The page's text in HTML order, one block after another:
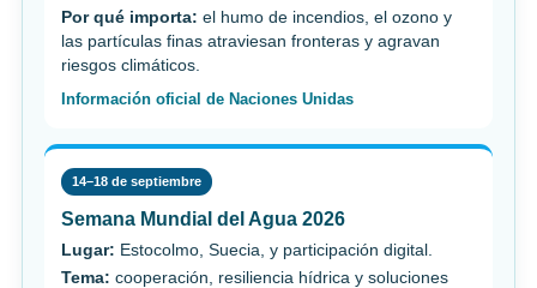
Por qué importa: el humo de incendios, el ozono y
las partículas finas atraviesan fronteras y agravan
riesgos climáticos.
Información oficial de Naciones Unidas
14–18 de septiembre
Semana Mundial del Agua 2026
Lugar: Estocolmo, Suecia, y participación digital.
Tema: cooperación, resiliencia hídrica y soluciones